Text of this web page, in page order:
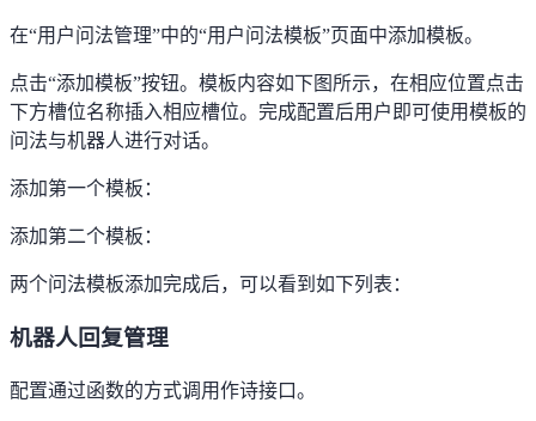
在“用户问法管理”中的“用户问法模板”页面中添加模板。
点击“添加模板”按钮。模板内容如下图所示，在相应位置点击
下方槽位名称插入相应槽位。完成配置后用户即可使用模板的
问法与机器人进行对话。
添加第一个模板：
添加第二个模板：
两个问法模板添加完成后，可以看到如下列表：
机器人回复管理
配置通过函数的方式调用作诗接口。